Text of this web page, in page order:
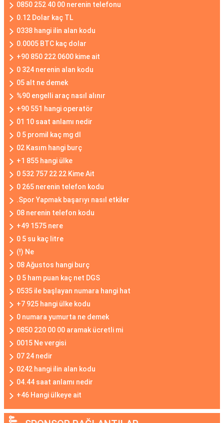
0850 252 40 00 nerenin telefonu
0.12 Dolar kaç TL
0338 hangi ilin alan kodu
0.0005 BTC kaç dolar
+90 850 222 0600 kime ait
0 324 nerenin alan kodu
05 alt ne demek
%90 engelli araç nasıl alınır
+90 551 hangi operatör
01 10 saat anlamı nedir
0 5 promil kaç mg dl
02 Kasım hangi burç
+1 855 hangi ülke
0 532 757 22 22 Kime Ait
0 265 nerenin telefon kodu
.Spor Yapmak başarıyı nasıl etkiler
08 nerenin telefon kodu
+49 1575 nere
0 5 su kaç litre
(!) Ne
08 Ağustos hangi burç
0 5 ham puan kaç net DGS
0535 ile başlayan numara hangi hat
+7 925 hangi ülke kodu
0 numara yumurta ne demek
0850 220 00 00 aramak ücretli mi
0015 Ne vergisi
07 24 nedir
0242 hangi ilin alan kodu
04.44 saat anlamı nedir
+46 Hangi ülkeye ait